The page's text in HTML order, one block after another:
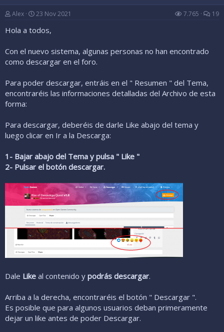
Alex 23 Nov 2021 7.765 19
Hola a todos,
Con el nuevo sistema, algunas personas no han encontrado
como descargar en el foro.
Para poder descargar, entráis en el " Resumen " del Tema,
encontraréis las informaciones detalladas del Archivo de esta
forma:
Para descargar, deberéis de darle Like abajo del tema y
luego clicar en Ir a la Descarga:
1- Bajar abajo del Tema y pulsa " Like "
2- Pulsar el botón descargar.
Dale Like al contenido y podrás descargar.
Arriba a la derecha, encontraréis el botón " Descargar ".
Es posible que para algunos usuarios deban primeramente
dejar un like antes de poder Descargar.